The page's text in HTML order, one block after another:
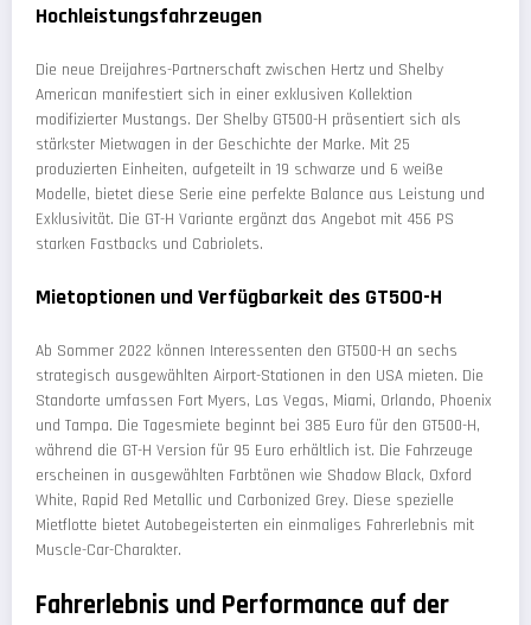
Hochleistungsfahrzeugen
Die neue Dreijahres-Partnerschaft zwischen Hertz und Shelby
American manifestiert sich in einer exklusiven Kollektion
modifizierter Mustangs. Der Shelby GT500-H präsentiert sich als
stärkster Mietwagen in der Geschichte der Marke. Mit 25
produzierten Einheiten, aufgeteilt in 19 schwarze und 6 weiße
Modelle, bietet diese Serie eine perfekte Balance aus Leistung und
Exklusivität. Die GT-H Variante ergänzt das Angebot mit 456 PS
starken Fastbacks und Cabriolets.
Mietoptionen und Verfügbarkeit des GT500-H
Ab Sommer 2022 können Interessenten den GT500-H an sechs
strategisch ausgewählten Airport-Stationen in den USA mieten. Die
Standorte umfassen Fort Myers, Las Vegas, Miami, Orlando, Phoenix
und Tampa. Die Tagesmiete beginnt bei 385 Euro für den GT500-H,
während die GT-H Version für 95 Euro erhältlich ist. Die Fahrzeuge
erscheinen in ausgewählten Farbtönen wie Shadow Black, Oxford
White, Rapid Red Metallic und Carbonized Grey. Diese spezielle
Mietflotte bietet Autobegeisterten ein einmaliges Fahrerlebnis mit
Muscle-Car-Charakter.
Fahrerlebnis und Performance auf der